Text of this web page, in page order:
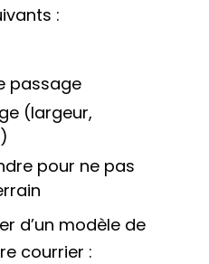
:
passage
(largeur,
pour ne pas
d’un modèle de
courrier :